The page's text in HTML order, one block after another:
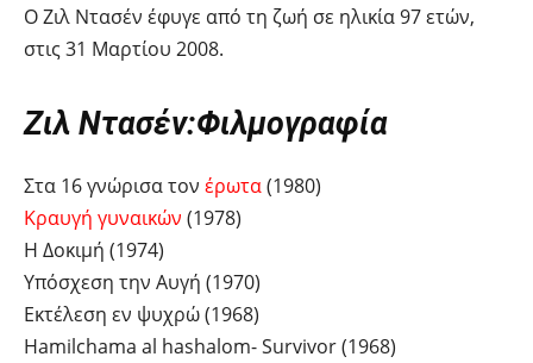
Ο Ζιλ Ντασέν έφυγε από τη ζωή σε ηλικία 97 ετών,
στις 31 Μαρτίου 2008.
Ζιλ Ντασέν:Φιλμογραφία
Στα 16 γνώρισα τον έρωτα(1980)
Κραυγή γυναικών (1978)
Η Δοκιμή (1974)
Υπόσχεση την Αυγή (1970)
Εκτέλεση εν ψυχρώ (1968)
Hamilchama al hashalom- Survivor (1968)